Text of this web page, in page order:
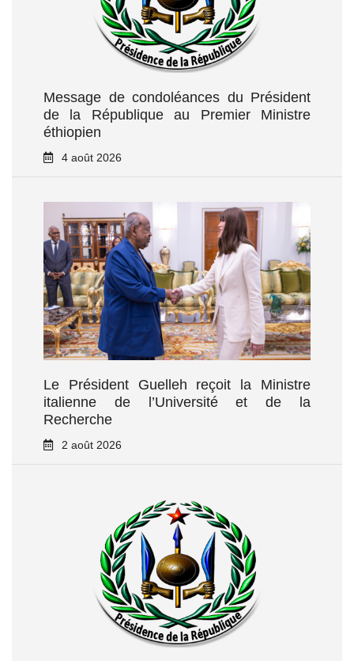
Message de condoléances du Président
de la République au Premier Ministre
éthiopien
4 août 2026
Le Président Guelleh reçoit la Ministre
italienne de l’Université et de la
Recherche
2 août 2026